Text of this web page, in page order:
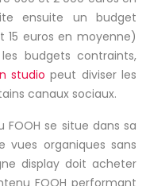
ensuite un budget
euros en moyenne)
budgets contraints,
studio peut diviser les
canaux sociaux.
se situe dans sa
vues organiques sans
display doit acheter
FOOH performant